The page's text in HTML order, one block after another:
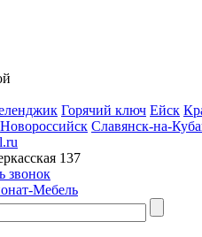
Горячий ключ Ейск
Новороссийск Славянск-на-
137
звонок